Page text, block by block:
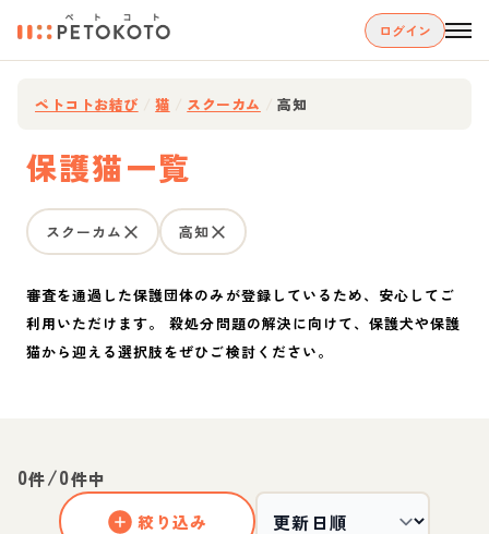
ログイン
ペトコトお結び 猫 スクーカム 高知
保護猫一覧
スクーカム 高知
審査を通過した保護団体のみが登録しているため、安心してご
利用いただけます。 殺処分問題の解決に向けて、保護犬や保護
猫から迎える選択肢をぜひご検討ください。
0件/0件中
絞り込み